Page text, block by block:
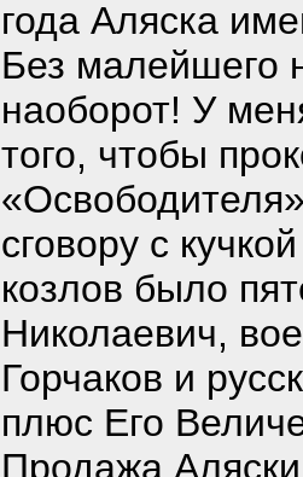
года Аляска
Без малейшего
наоборот! У
того, чтобы
сговору с
козлов было
Николаевич,
Горчаков и
плюс Его
Продажа